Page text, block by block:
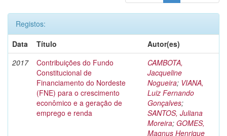
Registos:
Data
Título
Autor(es)
2017
Contribuições do Fundo
Constitucional de
Financiamento do Nordeste
(FNE) para o crescimento
econômico e a geração de
emprego e renda
CAMBOTA,
Jacqueline
Nogueira; VIANA,
Luiz Fernando
Gonçalves;
SANTOS, Juliana
Moreira; GOMES,
Magnus Henrique